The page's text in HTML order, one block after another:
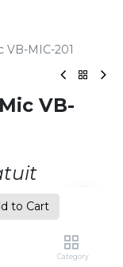
to Cart
Category
VB-MIC-201
VB-